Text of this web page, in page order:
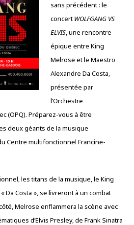
sans précédent : le
concert WOLFGANG VS
ELVIS, une rencontre
épique entre King
Melrose et le Maestro
Alexandre Da Costa,
présentée par
l’Orchestre
(OPQ). Préparez-vous à être
deux géants de la musique
Centre multifonctionnel Francine-
les titans de la musique, le King
Da Costa », se livreront à un combat
Melrose enflammera la scène avec
d’Elvis Presley, de Frank Sinatra